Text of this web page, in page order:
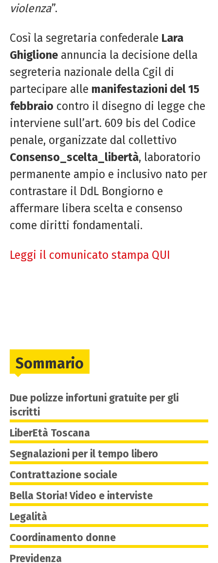
violenza”.
Così la segretaria confederale Lara
Ghiglione annuncia la decisione della
segreteria nazionale della Cgil di
partecipare alle manifestazioni del 15
febbraio contro il disegno di legge che
interviene sull’art. 609 bis del Codice
penale, organizzate dal collettivo
Consenso_scelta_libertà, laboratorio
permanente ampio e inclusivo nato per
contrastare il DdL Bongiorno e
affermare libera scelta e consenso
come diritti fondamentali.
Leggi il comunicato stampa QUI
Sommario
Due polizze infortuni gratuite per gli
iscritti
LiberEtà Toscana
Segnalazioni per il tempo libero
Contrattazione sociale
Bella Storia! Video e interviste
Legalità
Coordinamento donne
Previdenza